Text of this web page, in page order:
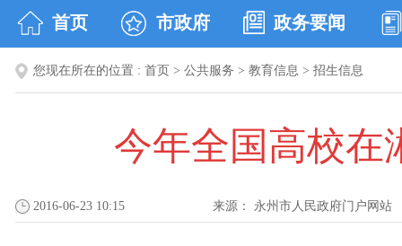
首页 市政府 政务要闻
您现在所在的位置 : 首页 > 公共服务 > 教育信息 > 招生信息
今年全国高校在
2016-06-23 10:15 来源： 永州市人民政府门户网站